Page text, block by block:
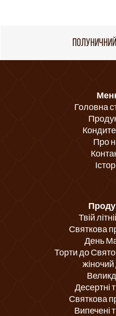
Головна
Про
Твій
Святкова
День
Торти до
Десертні
Святкова
Випечені